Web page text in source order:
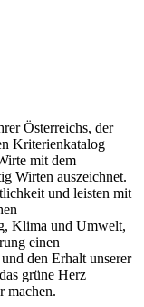
Österreichs, der
Kriterienkatalog
mit dem
Wirten auszeichnet.
und leisten mit
Klima und Umwelt,
einen
den Erhalt unserer
grüne Herz
machen.